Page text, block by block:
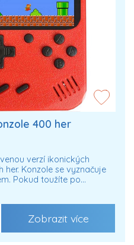
400 her
verzí ikonických
Konzole se vyznačuje
Pokud toužíte po…
Zobrazit více